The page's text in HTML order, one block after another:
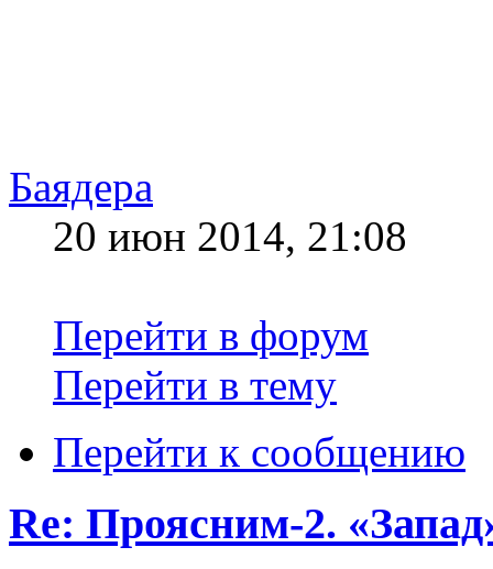
Баядера
20 июн 2014, 21:08
Перейти в форум
Перейти в тему
Перейти к сообщению
Re: Проясним-2.